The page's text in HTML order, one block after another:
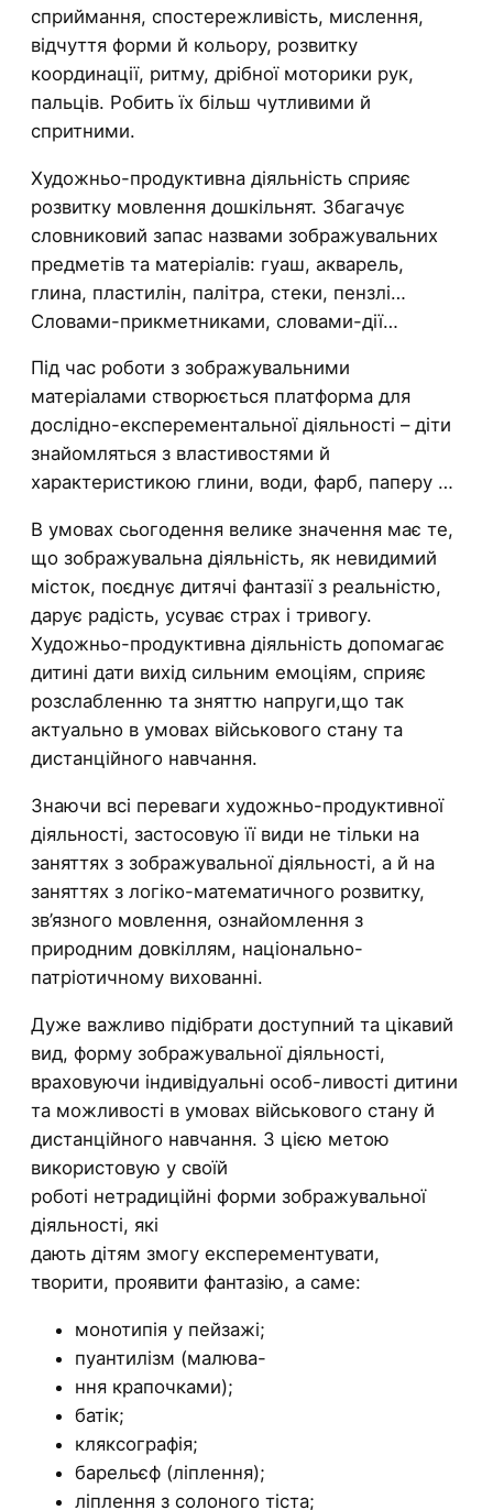
сприймання, спостережливість, мислення,
відчуття форми й кольору, розвитку
координації, ритму, дрібної моторики рук,
пальців. Робить їх більш чутливими й
спритними.
Художньо-продуктивна діяльність сприяє
розвитку мовлення дошкільнят. Збагачує
словниковий запас назвами зображувальних
предметів та матеріалів: гуаш, акварель,
глина, пластилін, палітра, стеки, пензлі…
Словами-прикметниками, словами-дії…
Під час роботи з зображувальними
матеріалами створюється платформа для
дослідно-експерементальної діяльності – діти
знайомляться з властивостями й
характеристикою глини, води, фарб, паперу …
В умовах сьогодення велике значення має те,
що зображувальна діяльність, як невидимий
місток, поєднує дитячі фантазії з реальністю,
дарує радість, усуває страх і тривогу.
Художньо-продуктивна діяльність допомагає
дитині дати вихід сильним емоціям, сприяє
розслабленню та зняттю напруги,що так
актуально в умовах військового стану та
дистанційного навчання.
Знаючи всі переваги художньо-продуктивної
діяльності, застосовую її види не тільки на
заняттях з зображувальної діяльності, а й на
заняттях з логіко-математичного розвитку,
зв’язного мовлення, ознайомлення з
природним довкіллям, національно-
патріотичному вихованні.
Дуже важливо підібрати доступний та цікавий
вид, форму зображувальної діяльності,
враховуючи індивідуальні особ-ливості дитини
та можливості в умовах військового стану й
дистанційного навчання. З цією метою
використовую у своїй
роботі нетрадиційні форми зображувальної
діяльності, які
дають дітям змогу експерементувати,
творити, проявити фантазію, а саме:
монотипія у пейзажі;
пуантилізм (малюва-
ння крапочками);
батік;
кляксографія;
барельєф (ліплення);
ліплення з солоного тіста;